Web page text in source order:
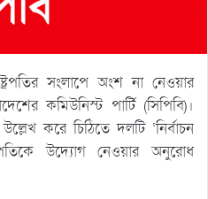
সংলাপে অংশ না নেওয়ার
কমিউনিস্ট পার্টি (সিপিবি)।
করে চিঠিতে দলটি ‘নির্বাচন
উদ্যোগ নেওয়ার অনুরোধ